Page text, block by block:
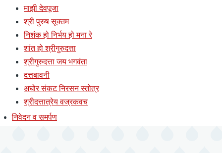
माझी देवपूजा
श्री पुरुष सूक्तम
निशंक हो निर्भय हो मना रे
शांत हो श्रीगुरुदत्ता
श्रीगुरुदत्ता जय भगवंता
दत्तबावनी
अघोर संकट निरसन स्तोत्र
श्रीदत्तात्रेय वज्रकवच
निवेदन व समर्पण